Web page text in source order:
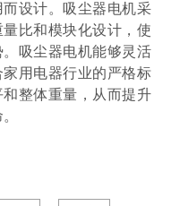
设计。吸尘器电机采
比和模块化设计，使
吸尘器电机能够灵活
用电器行业的严格标
整体重量，从而提升